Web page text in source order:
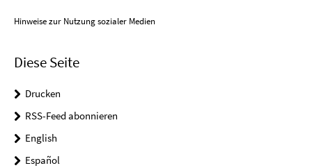
Hinweise zur Nutzung sozialer Medien
Diese Seite
Drucken
RSS-Feed abonnieren
English
Español